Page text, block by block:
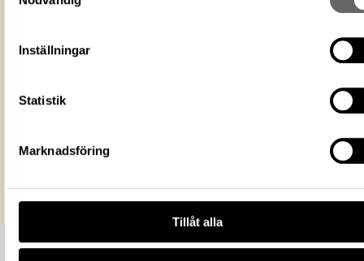
Inställningar
Statistik
Marknadsföring
Tillåt alla
https://samlingar.shm.se/media/
licensen CC0.
Mer information om licenser hos Statens historiska museer.